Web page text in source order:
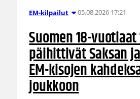
EM-kilpailut 05.08.2026 17:21
Suomen 18-
päihittivät Saksan
EM-kisojen
joukkoon